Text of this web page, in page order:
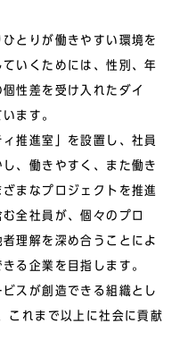
とりが働きやすい環境を
いくためには、性別、年
性差を受け入れたダイ
ます。
推進室」を設置し、社員
、働きやすく、また働き
まなプロジェクトを推進
全社員が、個々のプロ
理解を深め合うことによ
る企業を目指します。
スが創造できる組織とし
これまで以上に社会に貢献